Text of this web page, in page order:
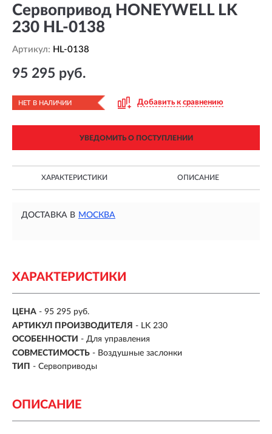
Сервопривод HONEYWELL LK
230 HL-0138
Артикул: HL-0138
95 295 руб.
НЕТ В НАЛИЧИИ Добавить к сравнению
УВЕДОМИТЬ О ПОСТУПЛЕНИИ
ХАРАКТЕРИСТИКИ ОПИСАНИЕ
ДОСТАВКА В МОСКВА
ХАРАКТЕРИСТИКИ
ЦЕНА - 95 295 руб.
АРТИКУЛ ПРОИЗВОДИТЕЛЯ - LK 230
ОСОБЕННОСТИ - Для управления
СОВМЕСТИМОСТЬ - Воздушные заслонки
ТИП - Сервоприводы
ОПИСАНИЕ